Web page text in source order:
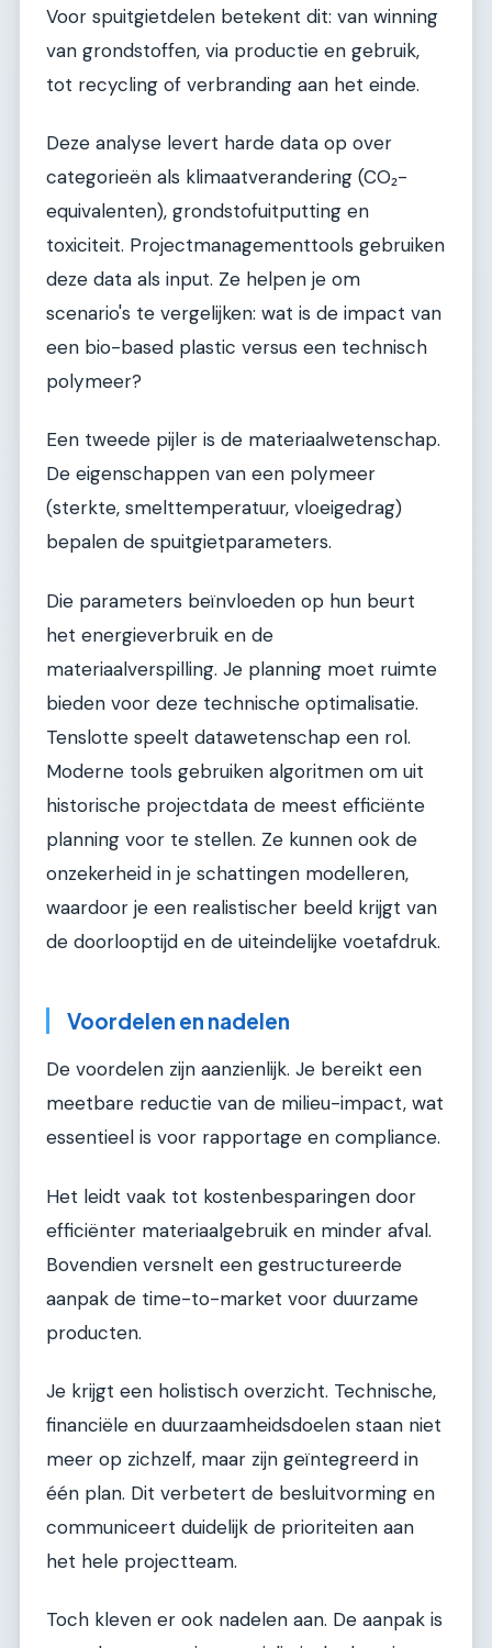
Voor spuitgietdelen betekent dit: van winning
van grondstoffen, via productie en gebruik,
tot recycling of verbranding aan het einde.
Deze analyse levert harde data op over
categorieën als klimaatverandering (CO₂-
equivalenten), grondstofuitputting en
toxiciteit. Projectmanagementtools gebruiken
deze data als input. Ze helpen je om
scenario's te vergelijken: wat is de impact van
een bio-based plastic versus een technisch
polymeer?
Een tweede pijler is de materiaalwetenschap.
De eigenschappen van een polymeer
(sterkte, smelttemperatuur, vloeigedrag)
bepalen de spuitgietparameters.
Die parameters beïnvloeden op hun beurt
het energieverbruik en de
materiaalverspilling. Je planning moet ruimte
bieden voor deze technische optimalisatie.
Tenslotte speelt datawetenschap een rol.
Moderne tools gebruiken algoritmen om uit
historische projectdata de meest efficiënte
planning voor te stellen. Ze kunnen ook de
onzekerheid in je schattingen modelleren,
waardoor je een realistischer beeld krijgt van
de doorlooptijd en de uiteindelijke voetafdruk.
Voordelen en nadelen
De voordelen zijn aanzienlijk. Je bereikt een
meetbare reductie van de milieu-impact, wat
essentieel is voor rapportage en compliance.
Het leidt vaak tot kostenbesparingen door
efficiënter materiaalgebruik en minder afval.
Bovendien versnelt een gestructureerde
aanpak de time-to-market voor duurzame
producten.
Je krijgt een holistisch overzicht. Technische,
financiële en duurzaamheidsdoelen staan niet
meer op zichzelf, maar zijn geïntegreerd in
één plan. Dit verbetert de besluitvorming en
communiceert duidelijk de prioriteiten aan
het hele projectteam.
Toch kleven er ook nadelen aan. De aanpak is